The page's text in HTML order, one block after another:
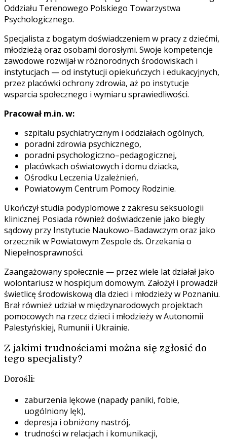
Oddziału Terenowego Polskiego Towarzystwa
Psychologicznego.
Specjalista z bogatym doświadczeniem w pracy z dziećmi,
młodzieżą oraz osobami dorosłymi. Swoje kompetencje
zawodowe rozwijał w różnorodnych środowiskach i
instytucjach — od instytucji opiekuńczych i edukacyjnych,
przez placówki ochrony zdrowia, aż po instytucje
wsparcia społecznego i wymiaru sprawiedliwości.
Pracował m.in. w:
szpitalu psychiatrycznym i oddziałach ogólnych,
poradni zdrowia psychicznego,
poradni psychologiczno–pedagogicznej,
placówkach oświatowych i domu dziacka,
Ośrodku Leczenia Uzależnień,
Powiatowym Centrum Pomocy Rodzinie.
Ukończył studia podyplomowe z zakresu seksuologii
klinicznej. Posiada również doświadczenie jako biegły
sądowy przy Instytucie Naukowo–Badawczym oraz jako
orzecznik w Powiatowym Zespole ds. Orzekania o
Niepełnosprawności.
Zaangażowany społecznie — przez wiele lat działał jako
wolontariusz w hospicjum domowym. Założył i prowadził
świetlicę środowiskową dla dzieci i młodzieży w Poznaniu.
Brał również udział w międzynarodowych projektach
pomocowych na rzecz dzieci i młodzieży w Autonomii
Palestyńskiej, Rumunii i Ukrainie.
Z jakimi trudnościami można się zgłosić do
tego specjalisty?
Dorośli:
zaburzenia lękowe (napady paniki, fobie,
uogólniony lęk),
depresja i obniżony nastrój,
trudności w relacjach i komunikacji,